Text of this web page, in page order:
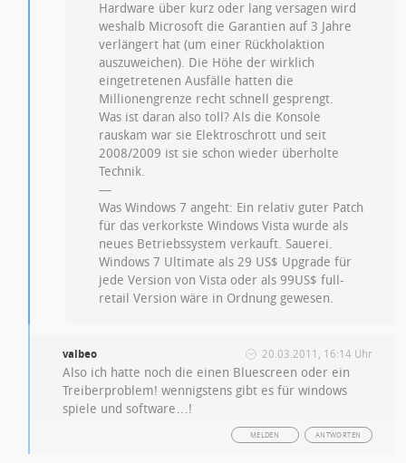
Hardware über kurz oder lang versagen wird
weshalb Microsoft die Garantien auf 3 Jahre
verlängert hat (um einer Rückholaktion
auszuweichen). Die Höhe der wirklich
eingetretenen Ausfälle hatten die
Millionengrenze recht schnell gesprengt.
Was ist daran also toll? Als die Konsole
rauskam war sie Elektroschrott und seit
2008/2009 ist sie schon wieder überholte
Technik.
—
Was Windows 7 angeht: Ein relativ guter Patch
für das verkorkste Windows Vista wurde als
neues Betriebssystem verkauft. Sauerei.
Windows 7 Ultimate als 29 US$ Upgrade für
jede Version von Vista oder als 99US$ full-
retail Version wäre in Ordnung gewesen.
valbeo 20.03.2011, 16:14 Uhr
Also ich hatte noch die einen Bluescreen oder ein
Treiberproblem! wennigstens gibt es für windows
spiele und software…!
ANTWORTEN
MELDEN